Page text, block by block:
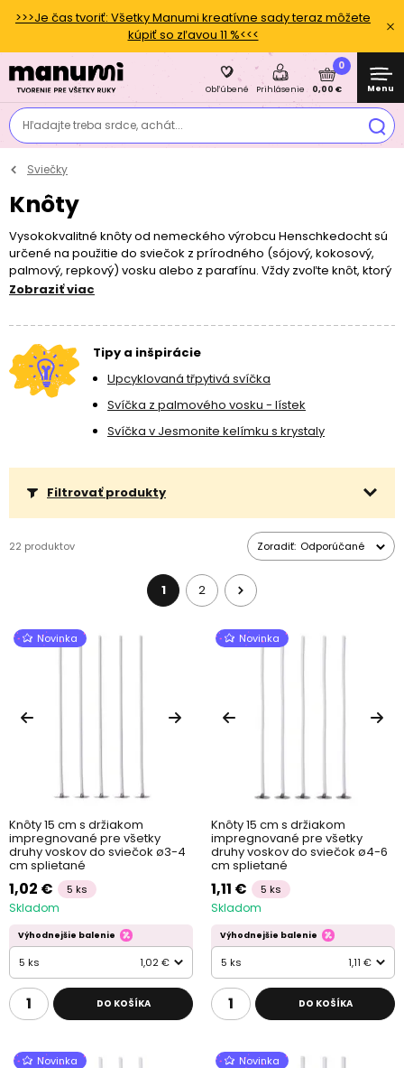
>>>Je čas tvoriť: Všetky Manumi kreatívne sady teraz môžete
kúpiť so zľavou 11 %<<<
Hľadajte treba srdce, achát...
Obľúbené Prihlásenie
0
0,00 € Menu
Sviečky
Knôty
Vysokokvalitné knôty od nemeckého výrobcu Henschkedocht sú
určené na použitie do sviečok z prírodného (sójový, kokosový,
palmový, repkový) vosku alebo z parafínu. Vždy zvoľte knôt, ktorý
zodpovedá vlastnostiam použitého sviečkového vosku a tiež
vosku. Po vytuhnutí výsledného výrobku je pred zapálením nutné
bez dozoru.
Pred tvorením si vždy skúste vyrobiť skúšobný
produkt a podľa výsledku zvoľte správny knôt. Vlastnosti
hotového výrobku sa môžu líšiť v závislosti od viacerých faktorov
a priemer nádoby zmienený v popisku je teda len odporúčanie.
Zobraziť viac
Tipy a inšpirácie
Upcyklovaná třpytivá svíčka
Svíčka z palmového vosku - lístek
Svíčka v Jesmonite kelímku s krystaly
Filtrovať produkty
22 produktov Zoradiť: Odporúčané
1 2
Novinka
Knôty 15 cm s držiakom
impregnované pre všetky
druhy voskov do sviečok ø3-4
cm splietané
1,02 € 5 ks
Skladom
Výhodnejšie balenie
5 ks 1,02 €
DO KOŠÍKA
Novinka
Knôty 15 cm s držiakom
impregnované pre všetky
druhy voskov do sviečok ø4-6
cm splietané
1,11 € 5 ks
Skladom
Výhodnejšie balenie
5 ks 1,11 €
DO KOŠÍKA
Novinka Novinka